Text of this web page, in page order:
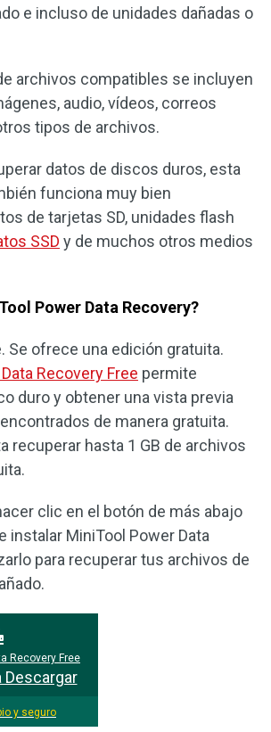
e incluso de unidades dañadas o
archivos compatibles se incluyen
audio, vídeos, correos
tipos de archivos.
datos de discos duros, esta
funciona muy bien
de tarjetas SD, unidades flash
SSD y de muchos otros medios
Power Data Recovery?
Se ofrece una edición gratuita.
Recovery Free permite
duro y obtener una vista previa
de manera gratuita.
recuperar hasta 1 GB de archivos
clic en el botón de más abajo
instalar MiniTool Power Data
para recuperar tus archivos de
Recovery Free
Descargar
y seguro